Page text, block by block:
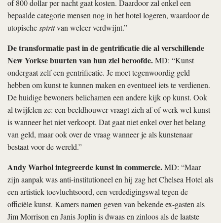
of 800 dollar per nacht gaat kosten. Daardoor zal enkel een
bepaalde categorie mensen nog in het hotel logeren, waardoor de
utopischespiritvan weleer verdwijnt.”
De transformatie past in de gentrificatie die al verschillende
New Yorkse buurten van hun ziel beroofde.MD: “Kunst
ondergaat zelf een gentrificatie. Je moet tegenwoordig geld
hebben om kunst te kunnen maken en eventueel iets te verdienen.
De huidige bewoners belichamen een andere kijk op kunst. Ook
al twijfelen ze: een beeldhouwer vraagt zich af of werk wel kunst
is wanneer het niet verkoopt. Dat gaat niet enkel over het belang
van geld, maar ook over de vraag wanneer je als kunstenaar
bestaat voor de wereld.”
Andy Warhol integreerde kunst in commercie.MD: “Maar
zijn aanpak was anti-institutioneel en hij zag het Chelsea Hotel als
een artistiek toevluchtsoord, een verdedigingswal tegen de
officiële kunst. Kamers namen geven van bekende ex-gasten als
Jim Morrison en Janis Joplin is dwaas en zinloos als de laatste